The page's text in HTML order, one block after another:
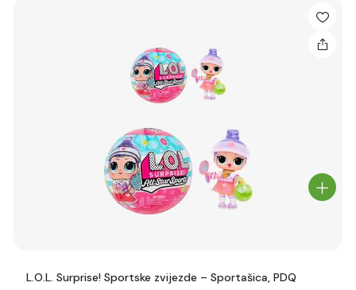
L.O.L. Surprise! Sportske zvijezde – Sportašica, PDQ